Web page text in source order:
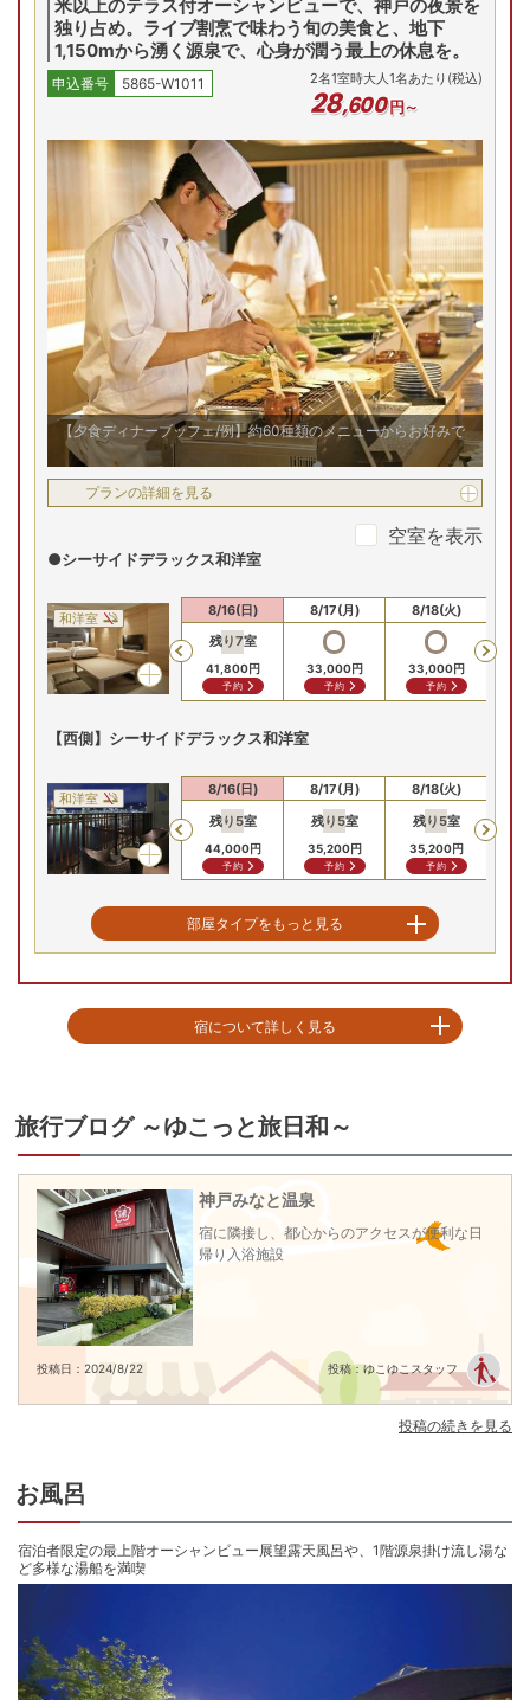
米以上のテラス付オーシャンビューで、神戸の夜景を
独り占め。ライブ割烹で味わう旬の美食と、地下
1,150mから湧く源泉で、心身が潤う最上の休息を。
申込番号 5865-W1011 2名1室時大人1名あたり(税込)
28,600円～
【夕食ディナーブッフェ/例】約60種類のメニューからお好みで
プランの詳細を見る
空室を表示
●シーサイドデラックス和洋室
和洋室
Previous
8/14(金) 8/15(土)
8/16(日)
残り7室
41,800円
予約
8/17(月)
33,000円
予約
8/18(火)
33,000円
予約
【西側】シーサイドデラックス和洋室
和洋室
Previous
8/14(金) 8/15(土)
8/16(日)
残り 5室
44,000円
予約
8/17(月)
残り 5室
35,200円
予約
8/18(火)
残り 5室
35,200円
予約
ハーバースイート
Previous
56,800円
予約
48,000
問合せ
48,000 円
問合せ
部屋タイプをもっと見る
宿について詳しく見る
【お部屋】全室テラス付オーシャンビューの客室はテラスを含め60㎡以上の
広々とした和洋室となっており、ゆっくりとお過ごしいただけます。ベッド
金で、神戸の煌めく夜景が愉しめる西側のお部屋が人気です。
【お食事】神戸の夜景を眺めながら「御食事処 ライブ割烹 万蓮」では厳選さ
れた食材をブッフェスタイルのライブ割烹でご堪能ください。（ご夕食は2部
交代制となります。ご予約時にご希望を伺います。満席などご希望に添えな
い場合がありますので、ご了承ください。）朝食は「ル・パン神戸北野」の
パンや実演料理などが楽しめるブッフェスタイルです。他にもリラクゼーシ
ョンラウンジ 空と海や展望BAR REN KOBEなど多彩にお愉しみいただけま
【お風呂】最上階にある宿泊者専用の展望大浴場からは雄大な海景色が望
め、解放感に溢れています。1階のお風呂では5つの棚湯や源泉かけ流し湯な
【館内】７種類の岩盤浴と１種の溶岩浴があります。健康増進サロンでは、
動マッサージルームもありお身体の状態に合わせてリラクゼーションをお選
びいただけます。
※全客室内Wi-Fi設置有
チェックイン15:00〜19:00
チェックアウト 〜11:00
旅行ブログ ～ゆこっと旅日和～
神戸みなと温泉
宿に隣接し、都心からのアクセスが便利な日
帰り入浴施設
投稿日：2024/8/22 投稿：ゆこゆこスタッフ
投稿の続きを見る
お風呂
宿泊者限定の最上階オーシャンビュー展望露天風呂や、1階源泉掛け流し湯な
ど多様な湯船を満喫